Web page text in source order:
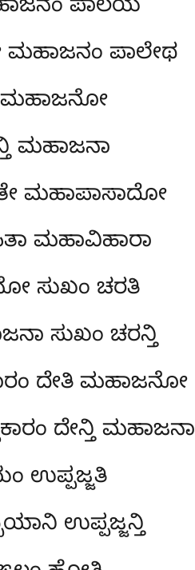
ಪಾಲಯ
ಪಾಲೇಥ
ಮಹಾಜನೋ
ಮಹಾಜನಾ
ಮಹಾಪಾಸಾದೋ
ಮಹಾವಿಹಾರಾ
ಸುಖಂ ಚರತಿ
ಸುಖಂ ಚರನ್ತಿ
ದೇತಿ ಮಹಾಜನೋ
ದೇನ್ತಿ ಮಹಾಜನಾ
ಉಪ್ಪಜ್ಜತಿ
ಉಪ್ಪಜ್ಜನ್ತಿ